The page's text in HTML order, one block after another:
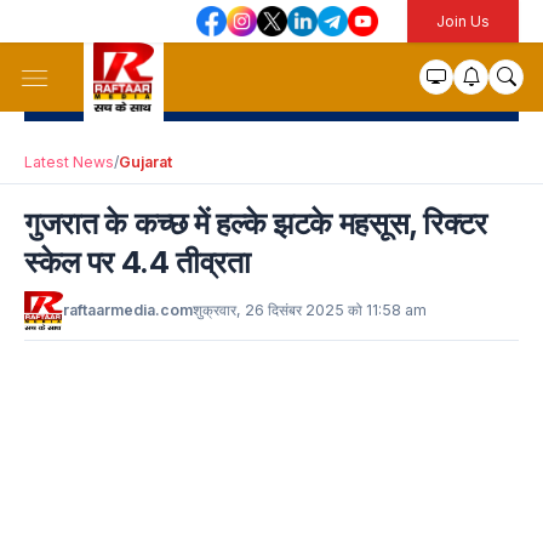
Join Us
Latest News/Gujarat
गुजरात के कच्छ में हल्के झटके महसूस, रिक्टर
स्केल पर 4.4 तीव्रता
raftaarmedia.comशुक्रवार, 26 दिसंबर 2025 को 11:58 am